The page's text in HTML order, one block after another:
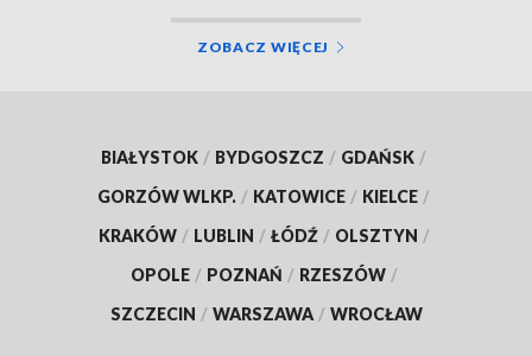
ZOBACZ WIĘCEJ
BIAŁYSTOK / BYDGOSZCZ / GDAŃSK /
GORZÓW WLKP. / KATOWICE / KIELCE /
KRAKÓW / LUBLIN / ŁÓDŹ / OLSZTYN /
OPOLE / POZNAŃ / RZESZÓW /
SZCZECIN / WARSZAWA / WROCŁAW